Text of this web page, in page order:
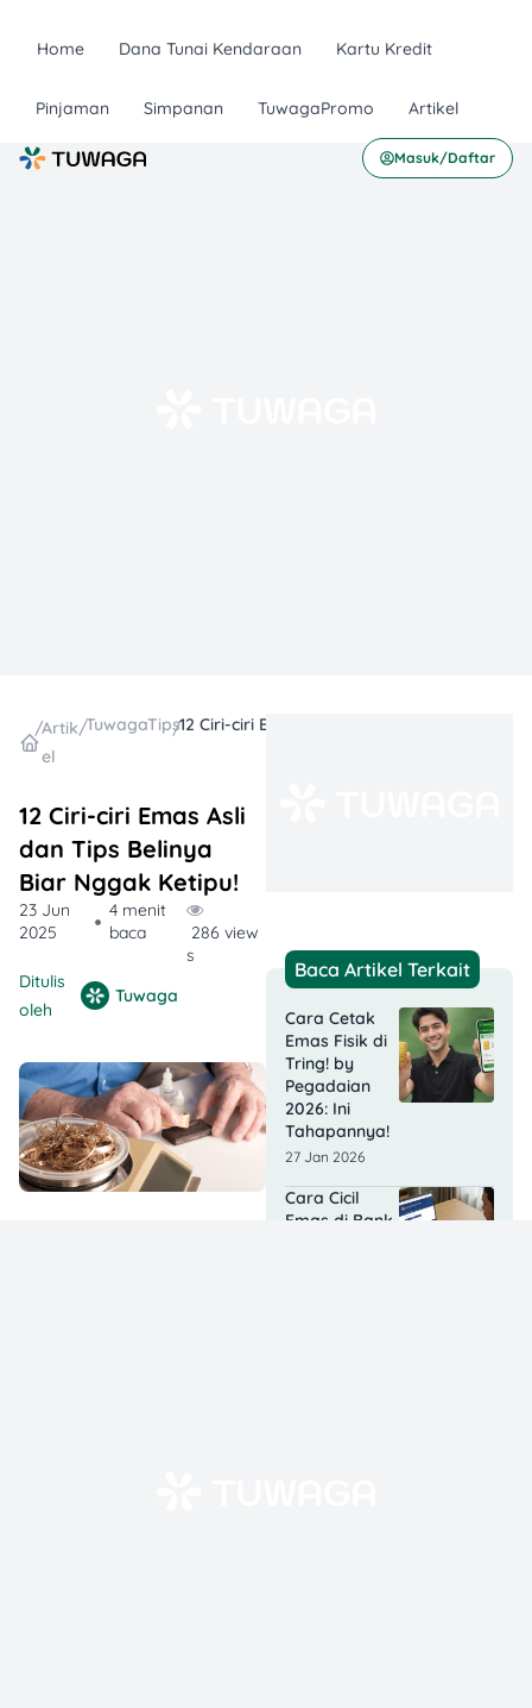
Home Dana Tunai Kendaraan Kartu Kredit
Pinjaman Simpanan TuwagaPromo Artikel
Masuk/Daftar
/Artik
el
/TuwagaTips
/
12 Ciri-ciri Emas Asli
dan Tips Belinya
Biar Nggak Ketipu!
23 Jun
2025
4 menit
baca
286 view
s
Ditulis
oleh
Tuwaga
Baca Artikel Terkait
Cara Cetak
Emas Fisik di
Tring! by
Pegadaian
2026: Ini
Tahapannya!
27 Jan 2026
Cara Cicil
Emas di Bank